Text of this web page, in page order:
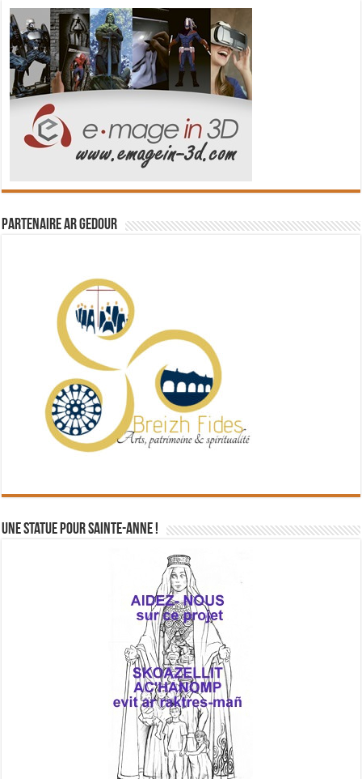
Partenaire Ar Gedour
Une statue pour Sainte-Anne !